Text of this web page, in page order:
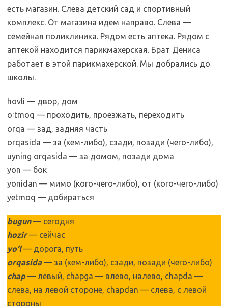
есть магазин. Слева детский сад и спортивный
комплекс. От магазина идем направо. Слева —
семейная поликлиника. Рядом есть аптека. Рядом с
аптекой находится парикмахерская. Брат Дениса
работает в этой парикмахерской. Мы добрались до
школы.
hovli — двор, дом
oʻtmoq — проходить, проезжать, переходить
orqa — зад, задняя часть
orqasida — за (кем-либо), сзади, позади (чего-либо),
uyning orqasida — за домом, позади дома
yon — бок
yonidan — мимо (кого-чего-либо), от (кого-чего-либо)
yetmoq — добираться
bugun— сегодня
hozir— сейчас
yo‘l— дорога, путь
orqasida— за (кем-либо), сзади, позади (чего-либо)
chap— левый, chapga — влево, налево, chapda —
слева, на левой стороне, chapdan — слева, с левой
стороны